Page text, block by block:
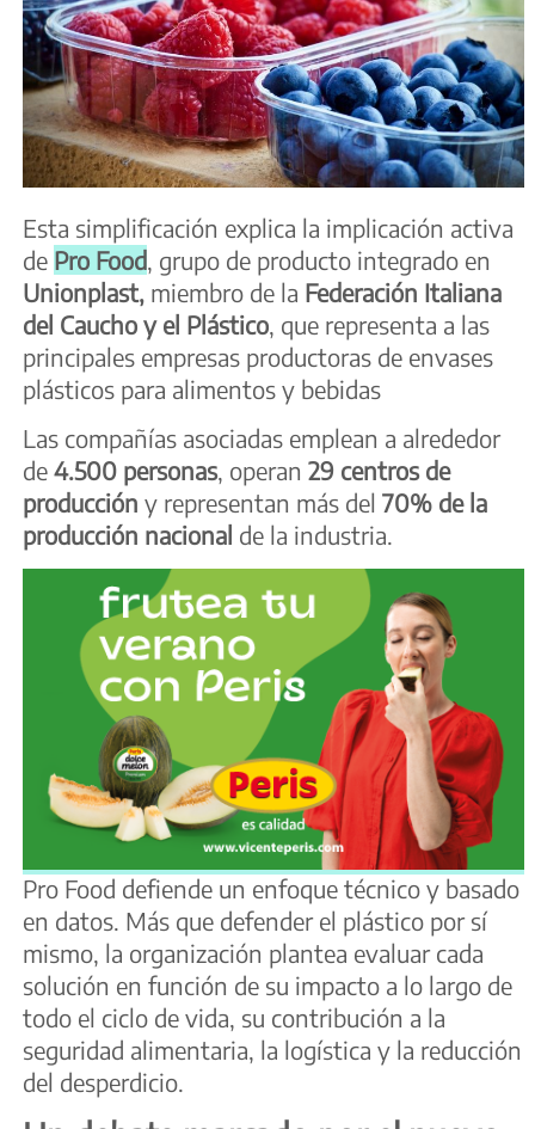
Esta simplificación explica la implicación activa
de Pro Food , grupo de producto integrado en
Unionplast, miembro de la Federación Italiana
del Caucho y el Plástico , que representa a las
principales empresas productoras de envases
plásticos para alimentos y bebidas
Las compañías asociadas emplean a alrededor
de 4.500 personas, operan 29 centros de
producción y representan más del 70% de la
producción nacional de la industria.
Pro Food defiende un enfoque técnico y basado
en datos. Más que defender el plástico por sí
mismo, la organización plantea evaluar cada
solución en función de su impacto a lo largo de
todo el ciclo de vida, su contribución a la
seguridad alimentaria, la logística y la reducción
del desperdicio.